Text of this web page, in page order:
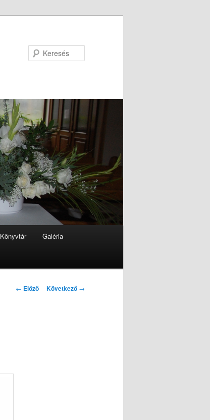
Könyvtár Galéria
Bejegyzés navigáció
← Előző Következő →